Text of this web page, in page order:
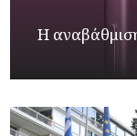
Η